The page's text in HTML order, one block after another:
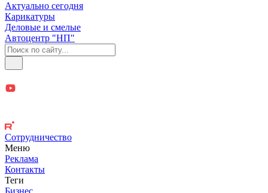
Актуально сегодня
Карикатуры
Деловые и смелые
Автоцентр "НП"
Сотрудничество
Меню
Реклама
Контакты
Теги
Бизнес